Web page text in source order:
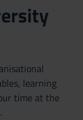
learning
time at the